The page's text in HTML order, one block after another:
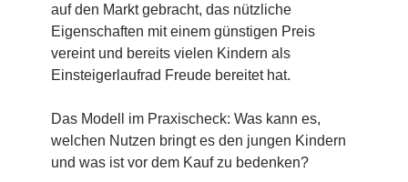
auf den Markt gebracht, das nützliche
Eigenschaften mit einem günstigen Preis
vereint und bereits vielen Kindern als
Einsteigerlaufrad Freude bereitet hat.
Das Modell im Praxischeck: Was kann es,
welchen Nutzen bringt es den jungen Kindern
und was ist vor dem Kauf zu bedenken?